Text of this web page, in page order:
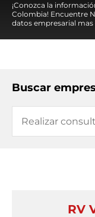
¡Conozca la
Colombia! Encuentre
datos empresarial mas
Buscar
RV